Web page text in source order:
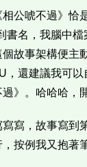
公唬不過》恰
書名，我腦中
故事架構便主
，還建議我可
》。哈哈哈，
寫，故事寫到
按例我又抱著